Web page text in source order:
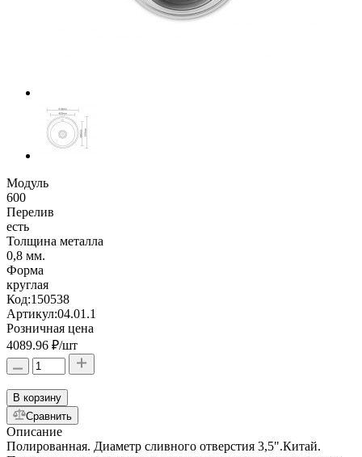
Модуль
600
Перелив
есть
Толщина металла
0,8 мм.
Форма
круглая
Код:150538
Артикул:04.01.1
Розничная цена
4089.96 ₽/шт
В корзину
Сравнить
Описание
Полированная. Диаметр сливного отверстия 3,5".Китай.